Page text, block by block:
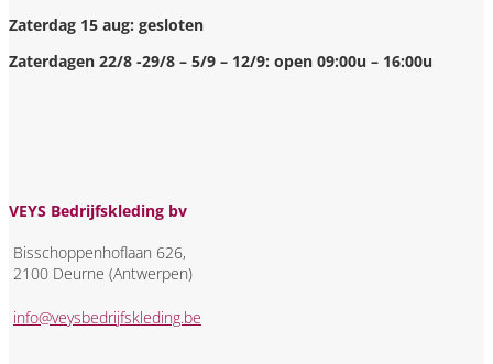
Zaterdag 15 aug: gesloten
Zaterdagen 22/8 -29/8 – 5/9 – 12/9: open 09:00u – 16:00u
VEYS Bedrijfskleding bv
Bisschoppenhoflaan 626,
2100 Deurne (Antwerpen)
info@veysbedrijfskleding.be